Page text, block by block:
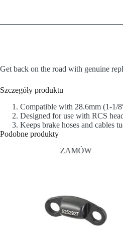
Get back on the road with genuine
Szczegóły produktu
Compatible with 28.6mm (1-1/
Designed for use with RCS
Keeps brake hoses and cables
Podobne produkty
ZAMÓW